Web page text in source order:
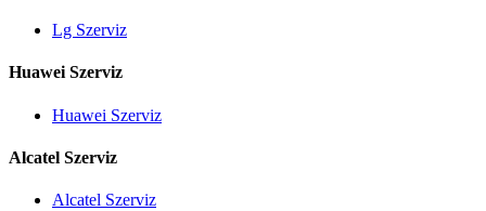
Lg Szerviz
Huawei Szerviz
Huawei Szerviz
Alcatel Szerviz
Alcatel Szerviz